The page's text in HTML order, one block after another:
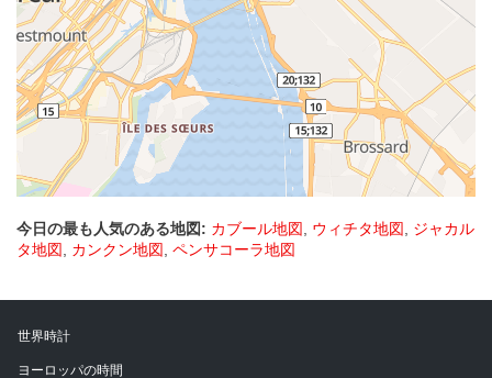
今日の最も人気のある地図: カブール地図, ウィチタ地図, ジャカル
タ地図, カンクン地図, ペンサコーラ地図
世界時計
ヨーロッパの時間